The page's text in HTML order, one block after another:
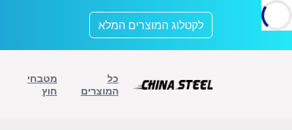
לקטלוג המוצרים המלא
כל
המוצרים
מטבחי
חוץ